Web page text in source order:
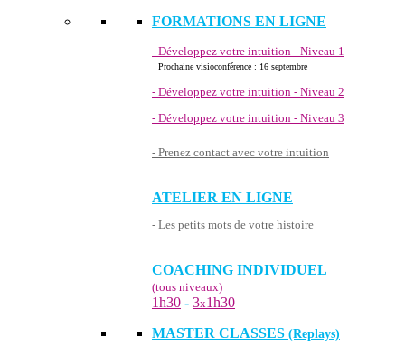
FORMATIONS EN LIGNE
- Développez votre intuition - Niveau 1
Prochaine visioconférence : 16 septembre
- Développez votre intuition - Niveau 2
- Développez votre intuition - Niveau 3
- Prenez contact avec votre intuition
ATELIER EN LIGNE
- Les petits mots de votre histoire
COACHING INDIVIDUEL
(tous niveaux)
1h30 - 3x1h30
MASTER CLASSES (Replays)